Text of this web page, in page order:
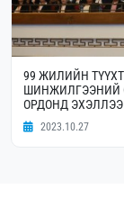
99 ЖИЛИЙН
ШИНЖИЛГЭЭНИЙ
ОРДОНД ЭХЭЛЛЭЭ
2023.10.27